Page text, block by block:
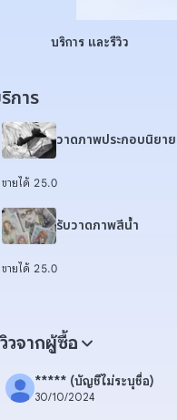
บริการ และรีวิว
การ
วาดภาพประกอบนิย
ขายได้ 25.0
รับวาดภาพสีน้ำ
ขายได้ 25.0
วจากผู้ซื้อ
***** (บัญชีไม่ระบุชื่อ)
30/10/2024